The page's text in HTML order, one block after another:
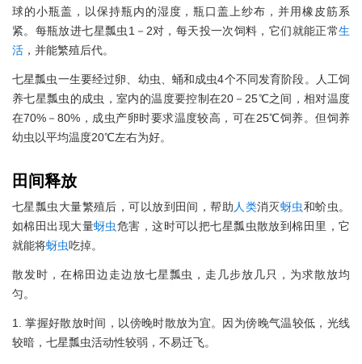
球的小瓶盖，以保持瓶内的湿度，瓶口盖上纱布，并用橡皮筋系
紧。每瓶放进七星瓢虫1－2对，每天投一次饲料，它们就能正常生
活 ，并能繁殖后代。
七星瓢虫一生要经过卵、幼虫、蛹和成虫4个不同发育阶段。人工饲
养七星瓢虫的成虫，室内的温度要控制在20－25℃之间，相对温度
在70%－80%，成虫产卵时要求温度较高，可在25℃饲养。但饲养
幼虫以平均温度20℃左右为好。
田间释放
七星瓢虫大量繁殖后，可以放到田间，帮助 人类消灭蚜虫和蚧虫。
如棉田出现大量蚜虫危害，这时可以把七星瓢虫散放到棉田里，它
就能将蚜虫吃掉。
散发时，在棉田边走边放七星瓢虫，走几步放几只，为求散放均
匀。
1. 掌握好散放时间，以傍晚时散放为宜。因为傍晚气温较低，光线
较暗，七星瓢虫活动性较弱，不易迁飞。